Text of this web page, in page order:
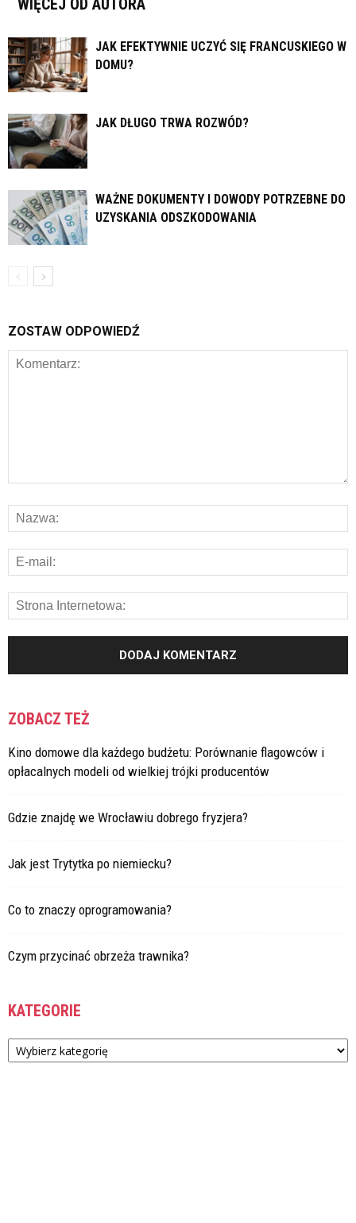
WIĘCEJ OD AUTORA
JAK EFEKTYWNIE UCZYĆ SIĘ FRANCUSKIEGO W
DOMU?
JAK DŁUGO TRWA ROZWÓD?
WAŻNE DOKUMENTY I DOWODY POTRZEBNE DO
UZYSKANIA ODSZKODOWANIA
ZOSTAW ODPOWIEDŹ
ZOBACZ TEŻ
Kino domowe dla każdego budżetu: Porównanie flagowców i
opłacalnych modeli od wielkiej trójki producentów
Gdzie znajdę we Wrocławiu dobrego fryzjera?
Jak jest Trytytka po niemiecku?
Co to znaczy oprogramowania?
Czym przycinać obrzeża trawnika?
KATEGORIE
Kategorie